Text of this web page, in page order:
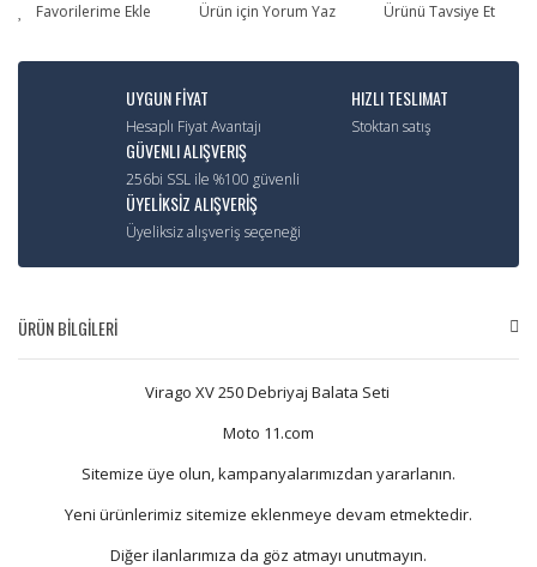
Ürün için Yorum Yaz Ürünü Tavsiye Et
UYGUN FİYAT
Hesaplı Fiyat Avantajı
HIZLI TESLIMAT
Stoktan satış
GÜVENLI ALIŞVERIŞ
256bi SSL ile %100 güvenli
ÜYELİKSİZ ALIŞVERİŞ
Üyeliksiz alışveriş seçeneği
ÜRÜN BİLGİLERİ
Virago XV 250 Debriyaj Balata Seti
Moto 11.com
Sitemize üye olun, kampanyalarımızdan yararlanın.
Yeni ürünlerimiz sitemize eklenmeye devam etmektedir.
Diğer ilanlarımıza da göz atmayı unutmayın.